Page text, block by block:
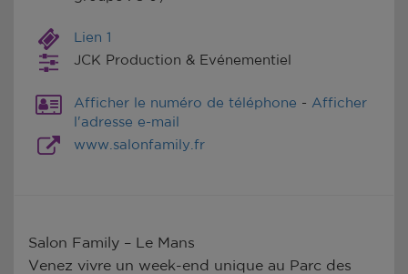
Lien 1
JCK Production & Evénementiel
Afficher le numéro de téléphone - Afficher
l'adresse e-mail
www.salonfamily.fr
Salon Family – Le Mans
Venez vivre un week-end unique au Parc des